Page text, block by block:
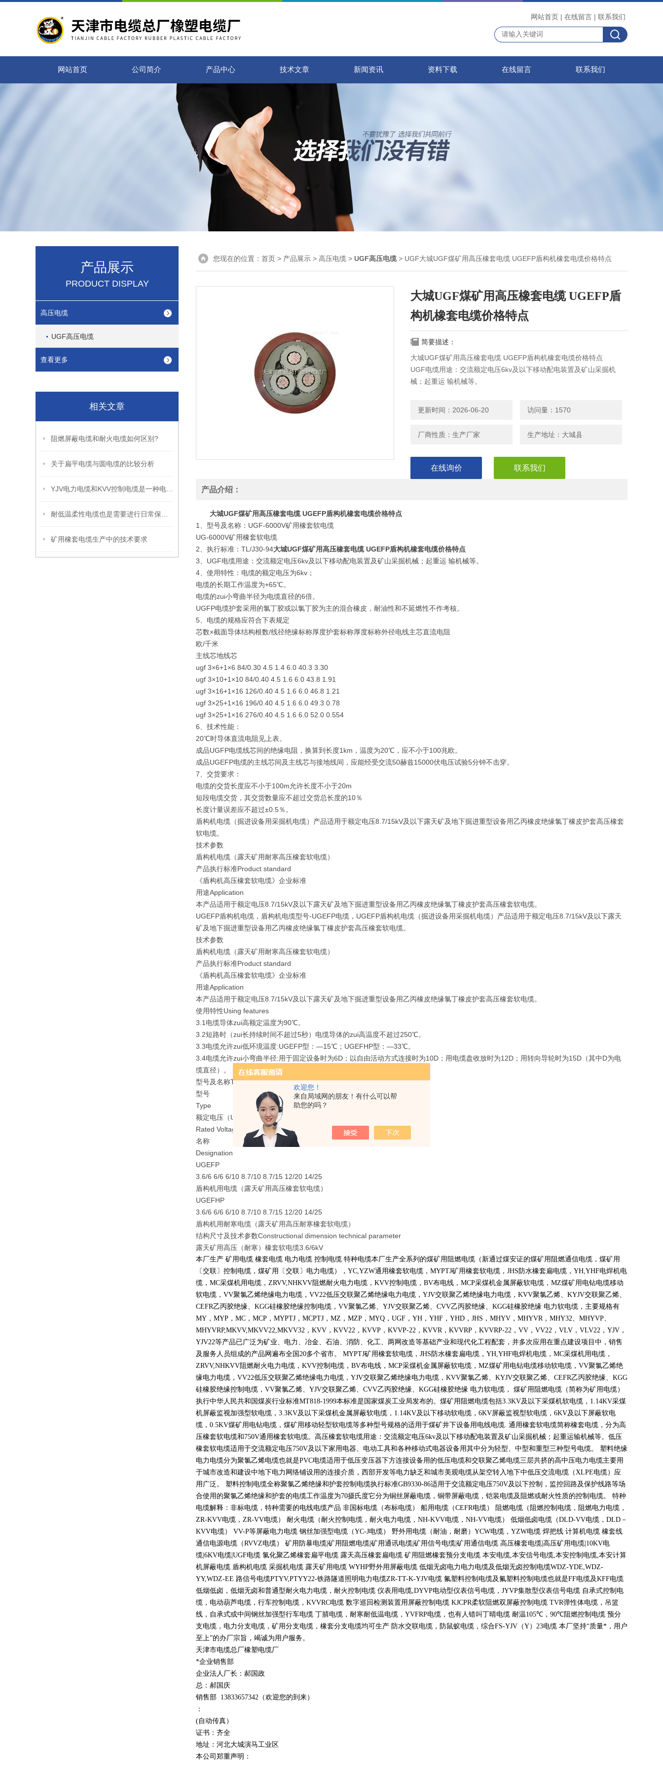
欢迎您！
来自局域网的朋友！有什么可以帮
助您的吗？
网站首页 | 在线留言 | 联系我们
网站首页 公司简介 产品中心 技术文章 新闻资讯 资料下载 在线留言 联系我们
产品展示
PRODUCT DISPLAY
高压电缆
UGF高压电缆
查看更多
相关文章
阻燃屏蔽电缆和耐火电缆如何区别?
关于扁平电缆与圆电缆的比较分析
矿用橡套电缆生产中的技术要求
您现在的位置： 首页 > 产品展示 > 高压电缆 > UGF高压电缆> UGF大城UGF煤矿用高压橡套电缆 UGEFP盾构机橡套电缆价格特点
大城UGF煤矿用高压橡套电缆 UGEFP盾
构机橡套电缆价格特点
简要描述：
大城UGF煤矿用高压橡套电缆 UGEFP盾构机橡套电缆价格特点
UGF电缆用途：交流额定电压6kv及以下移动配电装置及矿山采掘机
械；起重运 输机械等。
电缆的长期工作温度为+65℃。
更新时间：2026-06-20 访问量：1570
厂商性质：生产厂家 生产地址：大城县
在线询价 联系我们
产品介绍：
大城UGF煤矿用高压橡套电缆 UGEFP盾构机橡套电缆价格特点
1、型号及名称：UGF-6000V矿用橡套软电缆
UG-6000V矿用橡套软电缆
2、执行标准：TL/J30-94大城UGF煤矿用高压橡套电缆 UGEFP盾构机橡套电缆价格特点
3、UGF电缆用途：交流额定电压6kv及以下移动配电装置及矿山采掘机械；起重运 输机械等。
4、使用特性：电缆的额定电压为6kv；
电缆的长期工作温度为+65℃。
电缆的zui小弯曲半径为电缆直径的6倍。
UGFP电缆护套采用的氯丁胶或以氯丁胶为主的混合橡皮，耐油性和不延燃性不作考核。
5、电缆的规格应符合下表规定
芯数×截面导体结构根数/线径绝缘标称厚度护套标称厚度标称外径电线主芯直流电阻
欧/千米
主线芯地线芯
ugf 3×6+1×6 84/0.30 4.5 1.4 6.0 40.3 3.30
ugf 3×10+1×10 84/0.40 4.5 1.6 6.0 43.8 1.91
ugf 3×16+1×16 126/0.40 4.5 1.6 6.0 46.8 1.21
ugf 3×25+1×16 196/0.40 4.5 1.6 6.0 49.3 0.78
ugf 3×25+1×16 276/0.40 4.5 1.6 6.0 52.0 0.554
6、技术性能：
20℃时导体直流电阻见上表。
成品UGFP电缆线芯间的绝缘电阻，换算到长度1km，温度为20℃，应不小于100兆欧。
成品UGEFP电缆的主线芯间及主线芯与接地线间，应能经受交流50赫兹15000伏电压试验5分钟不击穿。
7、交货要求：
电缆的交货长度应不小于100m允许长度不小于20m
短段电缆交货，其交货数量应不超过交货总长度的10％
长度计量误差应不超过±0.5％。
盾构机电缆（掘进设备用采掘机电缆）产品适用于额定电压8.7/15kV及以下露天矿及地下掘进重型设备用乙丙橡皮绝缘氯丁橡皮护套高压橡套
软电缆。
技术参数
盾构机电缆（露天矿用耐寒高压橡套软电缆）
产品执行标准Product standard
《盾构机高压橡套软电缆》企业标准
用途Application
本产品适用于额定电压8.7/15kV及以下露天矿及地下掘进重型设备用乙丙橡皮绝缘氯丁橡皮护套高压橡套软电缆。
UGEFP盾构机电缆，盾构机电缆型号-UGEFP电缆，UGEFP盾构机电缆（掘进设备用采掘机电缆）产品适用于额定电压8.7/15kV及以下露天
矿及地下掘进重型设备用乙丙橡皮绝缘氯丁橡皮护套高压橡套软电缆。
技术参数
盾构机电缆（露天矿用耐寒高压橡套软电缆）
产品执行标准Product standard
《盾构机高压橡套软电缆》企业标准
用途Application
本产品适用于额定电压8.7/15kV及以下露天矿及地下掘进重型设备用乙丙橡皮绝缘氯丁橡皮护套高压橡套软电缆。
使用特性Using features
3.1电缆导体zui高额定温度为90℃。
3.2短路时（zui长持续时间不超过5秒）电缆导体的zui高温度不超过250℃。
3.3电缆允许zui低环境温度:UGEFP型：—15℃；UGEFHP型：—33℃。
3.4电缆允许zui小弯曲半径:用于固定设备时为6D；以自由活动方式连接时为10D；用电缆盘收放时为12D；用转向导轮时为15D（其中D为电
缆直径）。
型号及名称Type Designation
型号
Type
额定电压（Uo/U）kV
Rated Voltage
名称
Designation
UGEFP
3.6/6 6/6 6/10 8.7/10 8.7/15 12/20 14/25
盾构机用电缆（露天矿用高压橡套软电缆）
UGEFHP
3.6/6 6/6 6/10 8.7/10 8.7/15 12/20 14/25
盾构机用耐寒电缆（露天矿用高压耐寒橡套软电缆）
结构尺寸及技术参数Constructional dimension technical parameter
露天矿用高压（耐寒）橡套软电缆3.6/6kV
本厂生产 矿用电缆 橡套电缆 电力电缆 控制电缆 特种电缆本厂生产全系列的煤矿用阻燃电缆（新通过煤安证的煤矿用阻燃通信电缆，煤矿用
〔交联〕控制电缆，煤矿用〔交联〕电力电缆）， YC,YZW通用橡套软电缆， MYPTJ矿用橡套软电缆， JHS 防水橡套扁电缆， YH,YHF电焊机电
缆， MC采煤机用电缆， ZRVV,NHKVV阻燃耐火电力电缆， KVV控制电缆， BV布电线， MCP采煤机金属屏蔽软电缆， MZ煤矿用电钻电缆移动
软电缆， VV聚氯乙烯绝缘电力电缆， VV22低压交联聚乙烯绝缘电力电缆， YJV交联聚乙烯绝缘电力电缆， KVV聚氯乙烯、 KYJV交联聚乙烯、
CEFR乙丙胶绝缘、 KGG硅橡胶绝缘控制电缆， VV聚氯乙烯、 YJV交联聚乙烯、 CVV乙丙胶绝缘、 KGG硅橡胶绝缘 电力软电缆，主要规格有
MY ， MYP ， MC ， MCP ， MYPTJ ， MCPTJ ， MZ ， MZP ， MYQ ， UGF ， YH ， YHF ， YHD ， JHS ， MHYV ， MHYVR， MHY32、 MHYVP、
MHYVRP,MKVV,MKVV22,MKVV32 ， KVV ， KVV22 ， KVVP ， KVVP-22 ， KVVR， KVVRP ， KVVRP-22 ， VV ， VV22 ， VLV ， VLV22 ， YJV ，
YJV22等产品已广泛为矿业、电力、冶金、石油、消防、化工、两网改造等基础产业和现代化工程配套，并多次应用在重点建设项目中，销售
及服务人员组成的产品网遍布全国 20多个省市。 MYPTJ矿用橡套软电缆， JHS 防水橡套扁电缆， YH,YHF电焊机电缆， MC采煤机用电缆，
ZRVV,NHKVV阻燃耐火电力电缆， KVV控制电缆， BV布电线， MCP采煤机金属屏蔽软电缆， MZ煤矿用电钻电缆移动软电缆， VV聚氯乙烯绝
缘电力电缆， VV22低压交联聚乙烯绝缘电力电缆， YJV交联聚乙烯绝缘电力电缆， KVV聚氯乙烯、 KYJV交联聚乙烯、 CEFR乙丙胶绝缘、 KGG
硅橡胶绝缘控制电缆， VV聚氯乙烯、 YJV交联聚乙烯、 CVV乙丙胶绝缘、 KGG硅橡胶绝缘 电力软电缆， 煤矿用阻燃电缆（简称为矿用电缆）
执行中华人民共和国煤炭行业标准MT818-1999本标准是国家煤炭工业局发布的。煤矿用阻燃电缆包括3.3KV及以下采煤机软电缆， 1.14KV采煤
机屏蔽监视加强型软电缆， 3.3KV及以下采煤机金属屏蔽软电缆， 1.14KV及以下移动软电缆， 6KV屏蔽监视型软电缆， 6KV及以下屏蔽软电
缆， 0.5KV煤矿用电钻电缆，煤矿用移动轻型软电缆等多种型号规格的适用于煤矿井下设备用电线电缆. 通用橡套软电缆简称橡套电缆，分为高
压橡套软电缆和 750V通用橡套软电缆。高压橡套软电缆用途：交流额定电压6kv及以下移动配电装置及矿山采掘机械；起重运输机械等。低压
橡套软电缆适用于交流额定电压750V及以下家用电器、电动工具和各种移动式电器设备用其中分为轻型、中型和重型三种型号电缆。 塑料绝缘
电力电缆分为聚氯乙烯电缆也就是PVC电缆适用于低压变压器下方连接设备用的低压电缆和交联聚乙烯电缆三层共挤的高中压电力电缆主要用
于城市改造和建设中地下电力网络铺设用的连接介质，西部开发等电力缺乏和城市美观电缆从架空转入地下中低压交流电缆（XLPE电缆）应
用广泛。 塑料控制电缆全称聚氯乙烯绝缘和护套控制电缆执行标准GB9330-86适用于交流额定电压750V及以下控制，监控回路及保护线路等场
合使用的聚氯乙烯绝缘和护套的电缆工作温度为70摄氏度它分为铜丝屏蔽电缆，铜带屏蔽电缆，铠装电缆及阻燃或耐火性质的控制电缆。 特种
电缆解释：非标电缆，特种需要的电线电缆产品 非国标电缆（布标电缆） 船用电缆（CEFR电缆） 阻燃电缆（阻燃控制电缆，阻燃电力电缆，
ZR-KVV电缆， ZR-VV电缆） 耐火电缆（耐火控制电缆，耐火电力电缆， NH-KVV电缆， NH-VV电缆） 低烟低卤电缆（DLD-VV电缆， DLD －
KVV电缆） VV-P等屏蔽电力电缆 钢丝加强型电缆（YC-J电缆） 野外用电缆（耐油，耐磨） YCW电缆， YZW电缆 焊把线 计算机电缆 橡套线
通信电源电缆（RVVZ电缆） 矿用防暴电缆 矿用阻燃电缆 矿用通讯电缆 矿用信号电缆 矿用通信电缆 高压橡套电缆 高压矿用电缆 |10KV电
缆 |6KV电缆 |UGF电缆 氯化聚乙烯橡套扁平电缆 露天高压橡套扁电缆 矿用阻燃橡套预分支电缆 本安电缆,本安信号电缆,本安控制电缆,本安计算
机屏蔽电缆 盾构机电缆 采掘机电缆 露天矿用电缆 WYHP野外用屏蔽电缆 低烟无卤电力电力电缆及低烟无卤控制电缆WDZ-YDE,WDZ-
YY,WDZ-EE 路信号电缆PTYV,PTYY22-铁路隧道照明电力电缆ZR-TT-K-YJV电缆 氟塑料控制电缆及氟塑料控制电缆也就是FF电缆及KFF电缆
低烟低卤，低烟无卤和普通型耐火电力电缆，耐火控制电缆 仪表用电缆,DYVP电动型仪表信号电缆， JYVP集散型仪表信号电缆 自承式控制电
缆，电动葫芦电缆，行车控制电缆， KVVRC电缆 数字巡回检测装置用屏蔽控制电缆 KJCPR柔软阻燃双屏蔽控制电缆 TVR弹性体电缆，吊篮
线，自承式或中间钢丝加强型行车电缆 丁腈电缆，耐寒耐低温电缆， YVFRP电缆，也有人错叫丁晴电缆 耐温105℃ ，90℃阻燃控制电缆 预分
支电缆，电力分支电缆，矿用分支电缆，橡套分支电缆均可生产 防水交联电缆，防鼠蚁电缆，综合FS-YJV （Y） 23电缆 本厂坚持“质量*，用户
至上”的办厂宗旨，竭诚为用户服务。
天津市电缆总厂橡塑电缆厂
*企业销售部
企业法人厂长：郝国政
总：郝国庆
销售部 13833657342 （欢迎您的到来）
：
(自动传真）
证书：齐全
地址：河北大城演马工业区
本公司郑重声明：